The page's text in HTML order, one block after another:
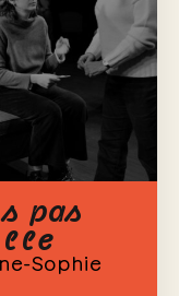
pas
Sophie